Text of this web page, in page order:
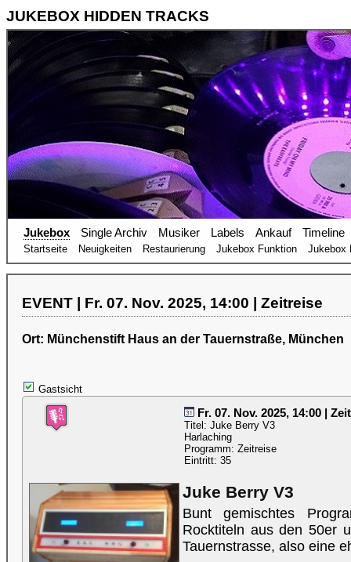
JUKEBOX HIDDEN TRACKS
Jukebox Single Archiv Musiker Labels Ankauf Timeline
Startseite Neuigkeiten Restaurierung Jukebox Funktion Jukebox
EVENT | Fr. 07. Nov. 2025, 14:00 | Zeitreise
Ort: Münchenstift Haus an der Tauernstraße, München
Gastsicht
Fr. 07. Nov. 2025, 14:00 |
Titel: Juke Berry V3
Harlaching
Programm: Zeitreise
Eintritt: 35
Juke Berry V3
Bunt gemischtes
Rocktiteln aus den 50er
Tauernstrasse, also eine